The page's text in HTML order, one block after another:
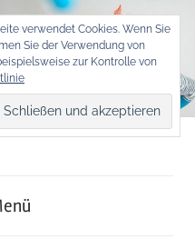
verwendet Cookies. Wenn Sie
Sie der Verwendung von
zur Kontrolle von